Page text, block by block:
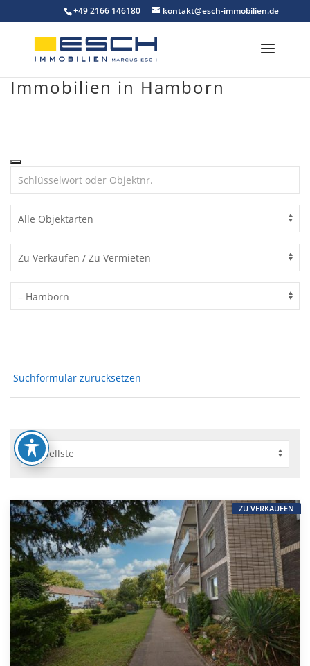
to
content
+49 2166 146180 kontakt@esch-immobilien.de
Immobilien in Hamborn
Suchformular zurücksetzen
ZU VERKAUFEN